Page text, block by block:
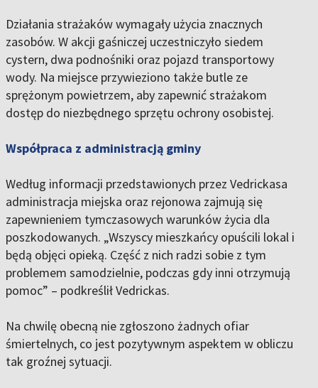
Działania strażaków wymagały użycia znacznych
zasobów. W akcji gaśniczej uczestniczyło siedem
cystern, dwa podnośniki oraz pojazd transportowy
wody. Na miejsce przywieziono także butle ze
sprężonym powietrzem, aby zapewnić strażakom
dostęp do niezbędnego sprzętu ochrony osobistej.
Współpraca z administracją gminy
Według informacji przedstawionych przez Vedrickasa
administracja miejska oraz rejonowa zajmują się
zapewnieniem tymczasowych warunków życia dla
poszkodowanych. „Wszyscy mieszkańcy opuścili lokal i
będą objęci opieką. Część z nich radzi sobie z tym
problemem samodzielnie, podczas gdy inni otrzymują
pomoc” – podkreślił Vedrickas.
Na chwilę obecną nie zgłoszono żadnych ofiar
śmiertelnych, co jest pozytywnym aspektem w obliczu
tak groźnej sytuacji.